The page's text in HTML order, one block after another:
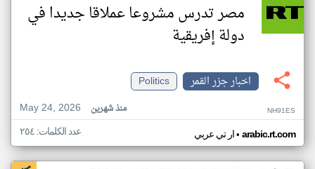
مصر تدرس مشروعا عملاقا جديدا في
دولة إفريقية
اخبار جزر القمر
Politics
May 24, 2026
منذ شهرين NH91ES
ار تي عربي• arabic.rt.com عدد الكلمات: ٢٥٤